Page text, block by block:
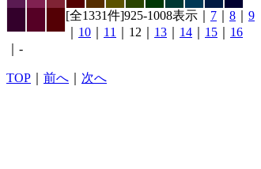
[全1331件]925-1008表示｜ 7 8
9
10 11 ｜12｜ 13 14 15
16
｜-
TOP 前へ 次へ